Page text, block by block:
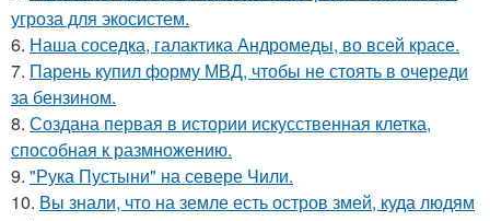
угроза для экосистем.
6. Наша соседка, галактика Андромеды, во всей красе.
7. Парень купил форму МВД, чтобы не стоять в очереди
за бензином.
8. Создана первая в истории искусственная клетка,
способная к размножению.
9. "Рука Пустыни" на севере Чили.
10. Вы знали, что на земле есть остров змей, куда людям